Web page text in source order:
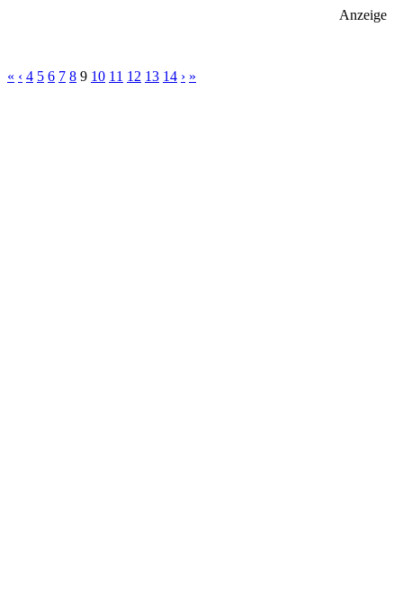
Anzeige
« ‹ 4 5 6 7 8 9 10 11 12 13 14 › »